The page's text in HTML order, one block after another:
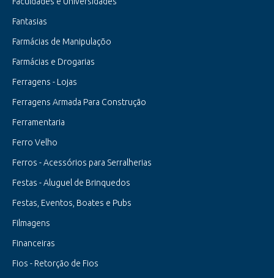
Fantasias
Farmácias de Manipulaçõo
Farmácias e Drogarias
Ferragens - Lojas
Ferragens Armada Para Construção
Ferramentaria
Ferro Velho
Ferros - Acessórios para Serralherias
Festas - Aluguel de Brinquedos
Festas, Eventos, Boates e Pubs
Filmagens
Financeiras
Fios - Retorção de Fios